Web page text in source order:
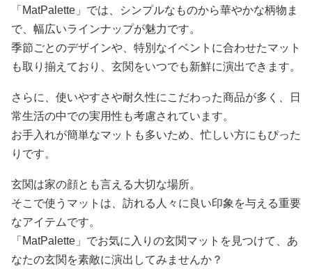
「MatPalette」では、シンプルなものから華やかな柄物ま
で、幅広いラインナップが魅力です。
季節ごとのデザインや、特別なイベントに合わせたマット
も取り揃えており、玄関をいつでも新鮮に演出できます。
さらに、使いやすさや耐久性にこだわった商品が多く、日
常生活の中での実用性も考慮されています。
お手入れが簡単なマットも多いため、忙しい方にもぴった
りです。
玄関は家の顔とも言える大切な場所。
そこで使うマットは、訪れる人々に良い印象を与える重要
なアイテムです。
「MatPalette」でお気に入りの玄関マットを見つけて、あ
なたの玄関を素敵に演出してみませんか？